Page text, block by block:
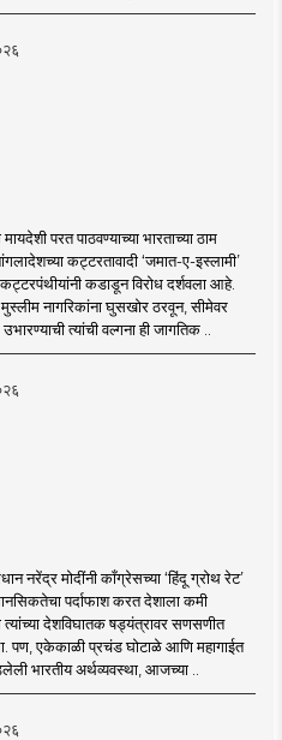
परत पाठवण्याच्या भारताच्या ठाम
कट्टरतावादी ‘जमात-ए-इस्लामी’
कडाडून विरोध दर्शवला आहे.
मुस्लीम नागरिकांना घुसखोर ठरवून, सीमेवर
त्यांची वल्गना ही जागतिक ..
नरेंद्र मोदींनी काँग्रेसच्या ‘हिंदू ग्रोथ रेट’
पर्दाफाश करत देशाला कमी
त्यांच्या देशविघातक षड्यंत्रावर सणसणीत
पण, एकेकाळी प्रचंड घोटाळे आणि महागाईत
भारतीय अर्थव्यवस्था, आजच्या ..